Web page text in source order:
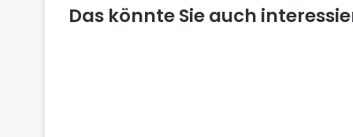
Das könnte Sie auch